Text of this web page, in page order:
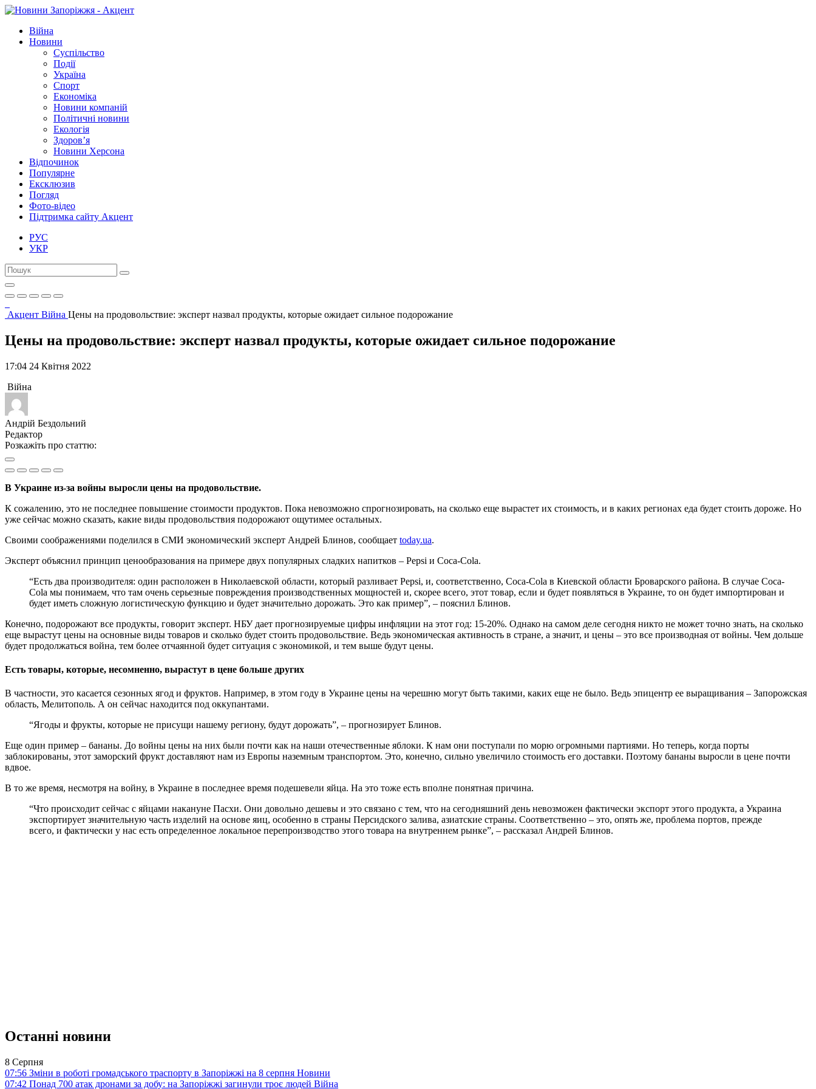
Війна
Новини
Суспільство
Події
Україна
Спорт
Економіка
Новини компаній
Політичні новини
Екологія
Здоров’я
Новини Херсона
Відпочинок
Популярне
Ексклюзив
Погляд
Фото-відео
Підтримка сайту Акцент
РУС
УКР
Акцент Війна Цены на продовольствие: эксперт назвал продукты, которые ожидает сильное подорожание
Цены на продовольствие: эксперт назвал продукты, которые ожидает сильное подорожание
17:04 24 Квітня 2022
Війна
Андрій Бездольний
Редактор
Розкажіть про статтю:
В Украине из-за войны выросли цены на продовольствие.
К сожалению, это не последнее повышение стоимости продуктов. Пока невозможно спрогнозировать, на сколько еще вырастет их стоимость, и в каких регионах еда будет стоить дороже. Но
уже сейчас можно сказать, какие виды продовольствия подорожают ощутимее остальных.
Своими соображениями поделился в СМИ экономический эксперт Андрей Блинов, сообщает today.ua.
Эксперт объяснил принцип ценообразования на примере двух популярных сладких напитков – Pepsi и Coca-Cola.
“Есть два производителя: один расположен в Николаевской области, который разливает Pepsi, и, соответственно, Coca-Cola в Киевской области Броварского района. В случае Coca-
Cola мы понимаем, что там очень серьезные повреждения производственных мощностей и, скорее всего, этот товар, если и будет появляться в Украине, то он будет импортирован и
будет иметь сложную логистическую функцию и будет значительно дорожать. Это как пример”, – пояснил Блинов.
Конечно, подорожают все продукты, говорит эксперт. НБУ дает прогнозируемые цифры инфляции на этот год: 15-20%. Однако на самом деле сегодня никто не может точно знать, на сколько
еще вырастут цены на основные виды товаров и сколько будет стоить продовольствие. Ведь экономическая активность в стране, а значит, и цены – это все производная от войны. Чем дольше
будет продолжаться война, тем более отчаянной будет ситуация с экономикой, и тем выше будут цены.
Есть товары, которые, несомненно, вырастут в цене больше других
В частности, это касается сезонных ягод и фруктов. Например, в этом году в Украине цены на черешню могут быть такими, каких еще не было. Ведь эпицентр ее выращивания – Запорожская
область, Мелитополь. А он сейчас находится под оккупантами.
“Ягоды и фрукты, которые не присущи нашему региону, будут дорожать”, – прогнозирует Блинов.
Еще один пример – бананы. До войны цены на них были почти как на наши отечественные яблоки. К нам они поступали по морю огромными партиями. Но теперь, когда порты
заблокированы, этот заморский фрукт доставляют нам из Европы наземным транспортом. Это, конечно, сильно увеличило стоимость его доставки. Поэтому бананы выросли в цене почти
вдвое.
В то же время, несмотря на войну, в Украине в последнее время подешевели яйца. На это тоже есть вполне понятная причина.
“Что происходит сейчас с яйцами накануне Пасхи. Они довольно дешевы и это связано с тем, что на сегодняшний день невозможен фактически экспорт этого продукта, а Украина
экспортирует значительную часть изделий на основе яиц, особенно в страны Персидского залива, азиатские страны. Соответственно – это, опять же, проблема портов, прежде
всего, и фактически у нас есть определенное локальное перепроизводство этого товара на внутреннем рынке”, – рассказал Андрей Блинов.
Останні новини
8 Серпня
07:56 Зміни в роботі громадського траспорту в Запоріжжі на 8 серпня Новини
07:42 Понад 700 атак дронами за добу: на Запоріжжі загинули троє людей Війна